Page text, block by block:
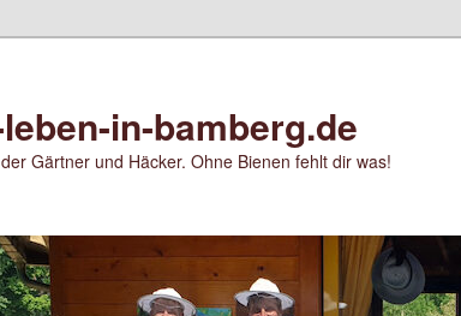
in-bamberg.de
Gärtner und Häcker. Ohne Bienen fehlt dir was!